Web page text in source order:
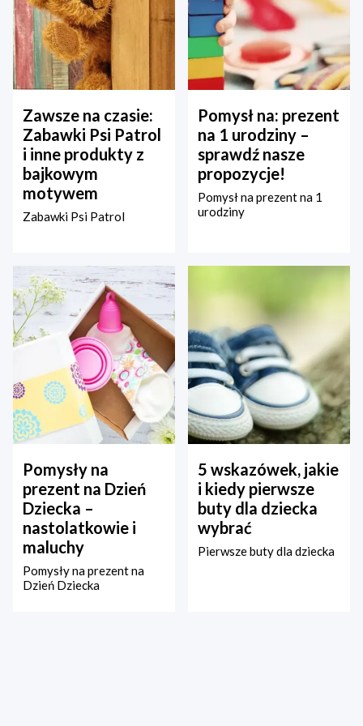
Zawsze na czasie:
Zabawki Psi Patrol
i inne produkty z
bajkowym
motywem
Zabawki Psi Patrol
Pomysł na: prezent
na 1 urodziny –
sprawdź nasze
propozycje!
Pomysł na prezent na 1
urodziny
Pomysły na
prezent na Dzień
Dziecka –
nastolatkowie i
maluchy
Pomysły na prezent na
Dzień Dziecka
5 wskazówek, jakie
i kiedy pierwsze
buty dla dziecka
wybrać
Pierwsze buty dla dziecka